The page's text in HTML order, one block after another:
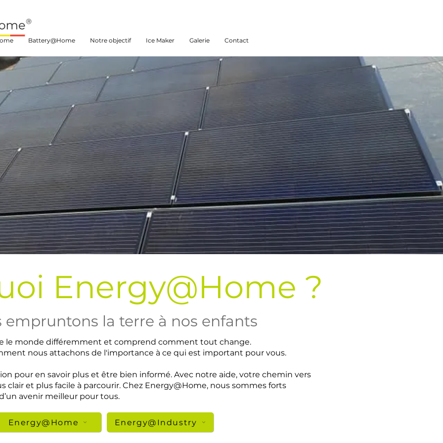
Battery@Home Notre objectif Ice Maker Galerie Contact
Energy@Home ?
empruntons la terre à nos enfants
le monde différemment et comprend comment tout change.
nous attachons de l'importance à ce qui est important pour vous.
pour en savoir plus et être bien informé. Avec notre aide, votre chemin vers
clair et plus facile à parcourir. Chez Energy@Home, nous sommes forts
avenir meilleur pour tous.
Energy@Home Energy@Industry